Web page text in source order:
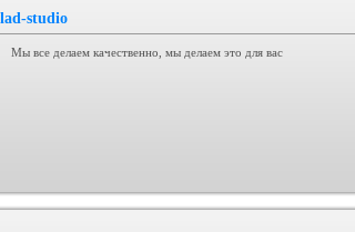
studio
Мы все делаем качественно, мы делаем это для вас